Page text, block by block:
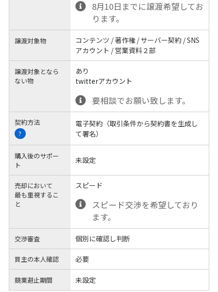
8月10日までに譲渡希望してお
ります。
譲渡対象物
コンテンツ / 著作権 / サーバー契約 / SNS
アカウント / 営業資料２部
譲渡対象となら
ない物
あり
twitterアカウント
要相談でお願い致します。
契約方法
?
電子契約（取引条件から契約書を生成し
て署名）
購入後のサポー
ト
未設定
売却において
最も重視するこ
と
スピード
スピード交渉を希望しており
ます。
交渉審査 個別に確認し判断
買主の本人確認 必要
競業避止期間 未設定